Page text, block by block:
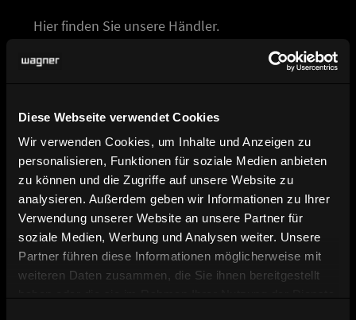
Diese Webseite verwendet Cookies
Wir verwenden Cookies, um Inhalte und Anzeigen zu
personalisieren, Funktionen für soziale Medien anbieten
zu können und die Zugriffe auf unsere Website zu
analysieren. Außerdem geben wir Informationen zu Ihrer
Verwendung unserer Website an unsere Partner für
soziale Medien, Werbung und Analysen weiter. Unsere
Partner führen diese Informationen möglicherweise mit
weiteren Daten zusammen, die Sie ihnen bereitgestellt
Hier finden Sie unsere Händler.
Broschüre und Katalog Download
Kontakt und Ansprechpartner